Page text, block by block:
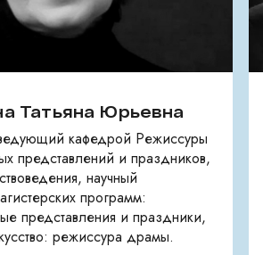
Татьяна Юрьевна
кафедрой Режиссуры
представлений и праздников,
научный
программ:
представления и праздники,
режиссура драмы.